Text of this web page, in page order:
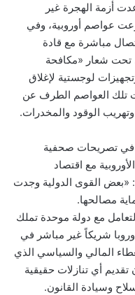
أزمة الهجرة غير
عواصم أوروبية، وفي
مباشرة مع قادة
تحت شعار «مكافحة
لوجستية لإغلاق
تلك العواصم الطرف عن
الوقود والمخدرات.
في تصريحات صحفية
الأوروبية مع اقتصاد
«بعض القوى الدولية وجدت
مصالحها.
مع دولة موحدة تملك
شريكاً غير مباشر في
المالي والسياسي الذي
أي تنازلات حقيقية
وسيادة القانون.